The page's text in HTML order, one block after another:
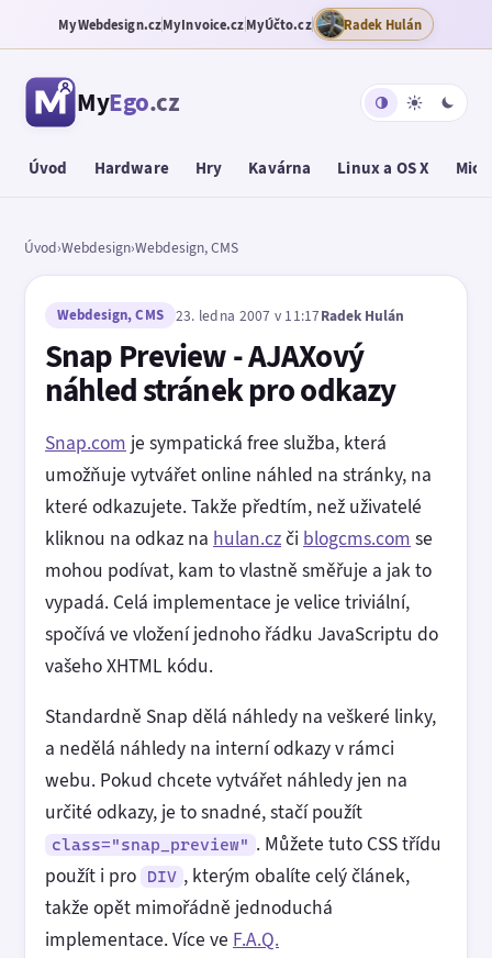
MyWebdesign.czMyInvoice.czMyÚčto.cz Radek Hulán
MyEgo.cz
Úvod Hardware Hry Kavárna Linux a OS X
Úvod›Webdesign›Webdesign, CMS
Webdesign, CMS 23. ledna 2007 v 11:17Radek Hulán
Snap Preview - AJAXový
náhled stránek pro odkazy
Snap.com je sympatická free služba, která
umožňuje vytvářet online náhled na stránky, na
které odkazujete. Takže předtím, než uživatelé
kliknou na odkaz na hulan.czči blogcms.com se
mohou podívat, kam to vlastně směřuje a jak to
vypadá. Celá implementace je velice triviální,
spočívá ve vložení jednoho řádku JavaScriptu do
vašeho XHTML kódu.
Standardně Snap dělá náhledy na veškeré linky,
a nedělá náhledy na interní odkazy v rámci
webu. Pokud chcete vytvářet náhledy jen na
určité odkazy, je to snadné, stačí použít
class="snap_preview" . Můžete tuto CSS třídu
použít i pro
DIV , kterým obalíte celý článek,
takže opět mimořádně jednoduchá
implementace. Více ve F.A.Q.